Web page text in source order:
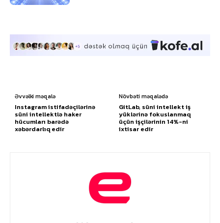
Əvvəlki məqalə
Instagram istifadəçilərinə
süni intellektlə haker
hücumları barədə
xəbərdarlıq edir
Növbəti məqalədə
GitLab, süni intellekt iş
yüklərinə fokuslanmaq
üçün işçilərinin 14%-ni
ixtisar edir